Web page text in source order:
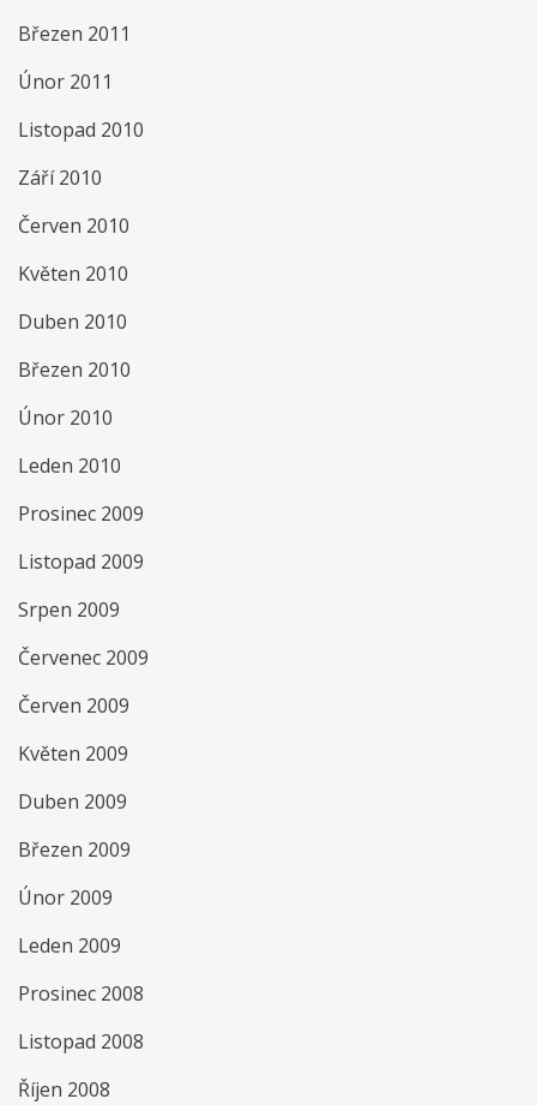
Březen 2011
Únor 2011
Listopad 2010
Září 2010
Červen 2010
Květen 2010
Duben 2010
Březen 2010
Únor 2010
Leden 2010
Prosinec 2009
Listopad 2009
Srpen 2009
Červenec 2009
Červen 2009
Květen 2009
Duben 2009
Březen 2009
Únor 2009
Leden 2009
Prosinec 2008
Listopad 2008
Říjen 2008